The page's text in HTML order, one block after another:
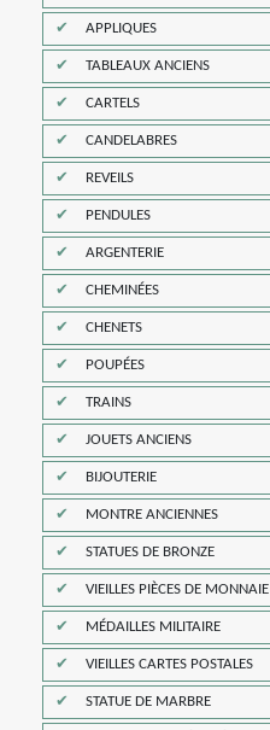
APPLIQUES
TABLEAUX ANCIENS
CARTELS
CANDELABRES
REVEILS
PENDULES
ARGENTERIE
CHEMINÉES
CHENETS
POUPÉES
TRAINS
JOUETS ANCIENS
BIJOUTERIE
MONTRE ANCIENNES
STATUES DE BRONZE
VIEILLES PIÈCES DE MONNAIE
MÉDAILLES MILITAIRE
VIEILLES CARTES POSTALES
STATUE DE MARBRE